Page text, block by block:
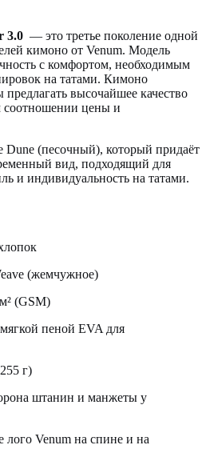
3.0 — это третье поколение одной
кимоно от Venum. Модель
с комфортом, необходимым
на татами. Кимоно
высочайшее качество
соотношении цены и
Dune (песочный), который придаёт
вид, подходящий для
и индивидуальность на татами.
(жемчужное)
(GSM)
пеной EVA для
г)
штанин и манжеты у
Venum на спине и на